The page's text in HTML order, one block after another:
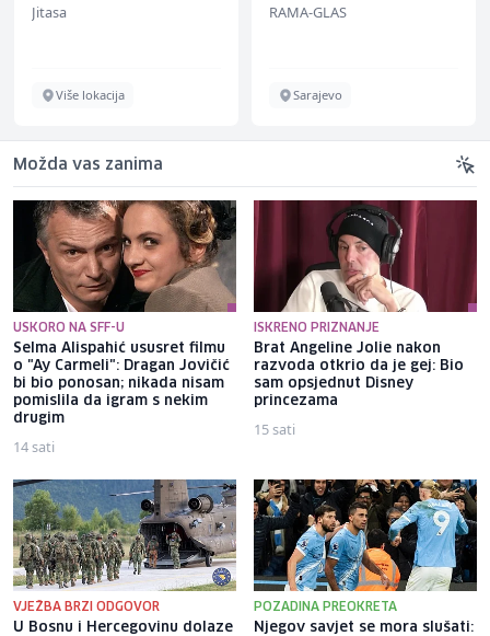
Jitasa
Više lokacija
RAMA-GLAS
Sarajevo
Možda vas zanima
USKORO NA SFF-U
Selma Alispahić ususret filmu
o "Ay Carmeli": Dragan Jovičić
bi bio ponosan; nikada nisam
pomislila da igram s nekim
drugim
14 sati
ISKRENO PRIZNANJE
Brat Angeline Jolie nakon
razvoda otkrio da je gej: Bio
sam opsjednut Disney
princezama
15 sati
VJEŽBA BRZI ODGOVOR
U Bosnu i Hercegovinu dolaze
POZADINA PREOKRETA
Njegov savjet se mora slušati: